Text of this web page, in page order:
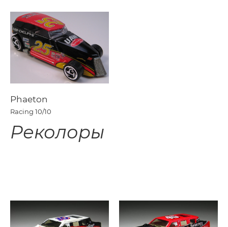
Phaeton
Racing 10/10
Реколоры